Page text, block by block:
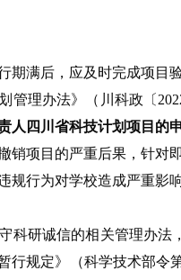
期满后，应及时完成项目
管理办法》（川科政〔
人四川省科技计划项目的
销项目的严重后果，针对
规行为对学校造成严重影
科研诚信的相关管理办
行规定》（科学技术部令